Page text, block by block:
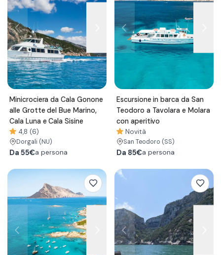
Minicrociera da Cala Gonone
alle Grotte del Bue Marino,
Cala Luna e Cala Sisine
4,8 (6)
Dorgali (NU)
Da 55€a persona
Escursione in barca da San
Teodoro a Tavolara e Molara
con aperitivo
Novità
San Teodoro (SS)
Da 85€a persona